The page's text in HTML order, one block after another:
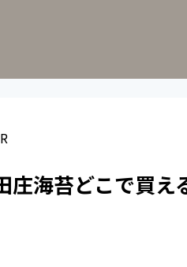
庄海苔どこで買え